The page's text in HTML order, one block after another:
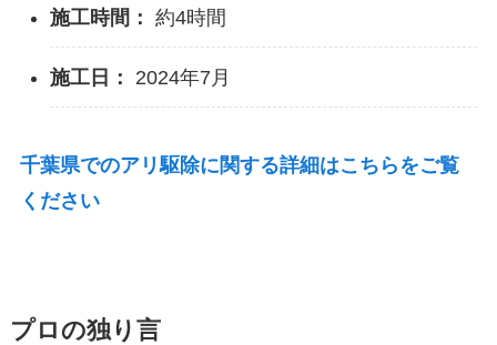
施工時間： 約4時間
施工日： 2024年7月
千葉県でのアリ駆除に関する詳細はこちらをご覧
ください
プロの独り言